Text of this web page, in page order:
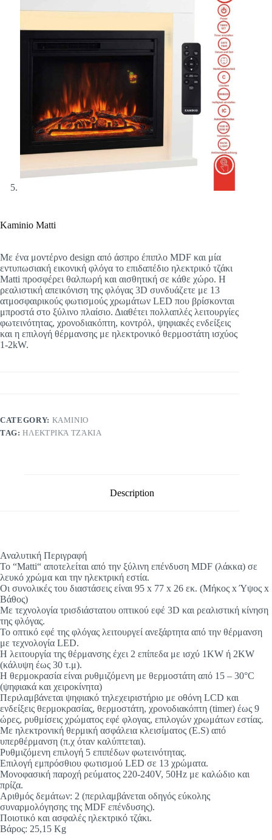
Kaminio Matti
Με ένα μοντέρνο design από άσπρο έπιπλο MDF και μία
εντυπωσιακή εικονική φλόγα το επιδαπέδιο ηλεκτρικό τζάκι
Matti προσφέρει θαλπωρή και αισθητική σε κάθε χώρο. Η
ρεαλιστική απεικόνιση της φλόγας 3D συνδυάζετε με 13
ατμοσφαιρικούς φωτισμούς χρωμάτων LED που βρίσκονται
μπροστά στο ξύλινο πλαίσιο. Διαθέτει πολλαπλές λειτουργίες
φωτεινότητας, χρονοδιακόπτη, κοντρόλ, ψηφιακές ενδείξεις
και η επιλογή θέρμανσης με ηλεκτρονικό θερμοστάτη ισχύος
1-2kW.
CATEGORY: KAMINIO
TAG:ΗΛΕΚΤΡΙΚΆ ΤΖΆΚΙΑ
Description
Αναλυτική Περιγραφή
To “Matti“ αποτελείται από την ξύλινη επένδυση MDF (λάκκα) σε
λευκό χρώμα και την ηλεκτρική εστία.
Οι συνολικές του διαστάσεις είναι 95 x 77 x 26 εκ. (Μήκος x Ύψος x
Βάθος)
Με τεχνολογία τρισδιάστατου οπτικού εφέ 3D και ρεαλιστική κίνηση
της φλόγας.
Το οπτικό εφέ της φλόγας λειτουργεί ανεξάρτητα από την θέρμανση
με τεχνολογία LED.
Η λειτουργία της θέρμανσης έχει 2 επίπεδα με ισχύ 1KW ή 2KW
(κάλυψη έως 30 τ.μ).
Η θερμοκρασία είναι ρυθμιζόμενη με θερμοστάτη από 15 – 30°C
(ψηφιακά και χειροκίνητα)
Περιλαμβάνεται ψηφιακό τηλεχειριστήριο με οθόνη LCD και
ενδείξεις θερμοκρασίας, θερμοστάτη, χρονοδιακόπτη (timer) έως 9
ώρες, ρυθμίσεις χρώματος εφέ φλογας, επιλογών χρωμάτων εστίας.
Με ηλεκτρονική θερμική ασφάλεια κλεισίματος (E.S) από
υπερθέρμανση (π.χ όταν καλύπτεται).
Ρυθμιζόμενη επιλογή 5 επιπέδων φωτεινότητας.
Επιλογή εμπρόσθιου φωτισμού LED σε 13 χρώματα.
Μονοφασική παροχή ρεύματος 220-240V, 50Hz με καλώδιο και
πρίζα.
Αριθμός δεμάτων: 2 (περιλαμβάνεται οδηγός εύκολης
συναρμολόγησης της MDF επένδυσης).
Ποιοτικό και ασφαλές ηλεκτρικό τζάκι.
Βάρος: 25,15 Kg